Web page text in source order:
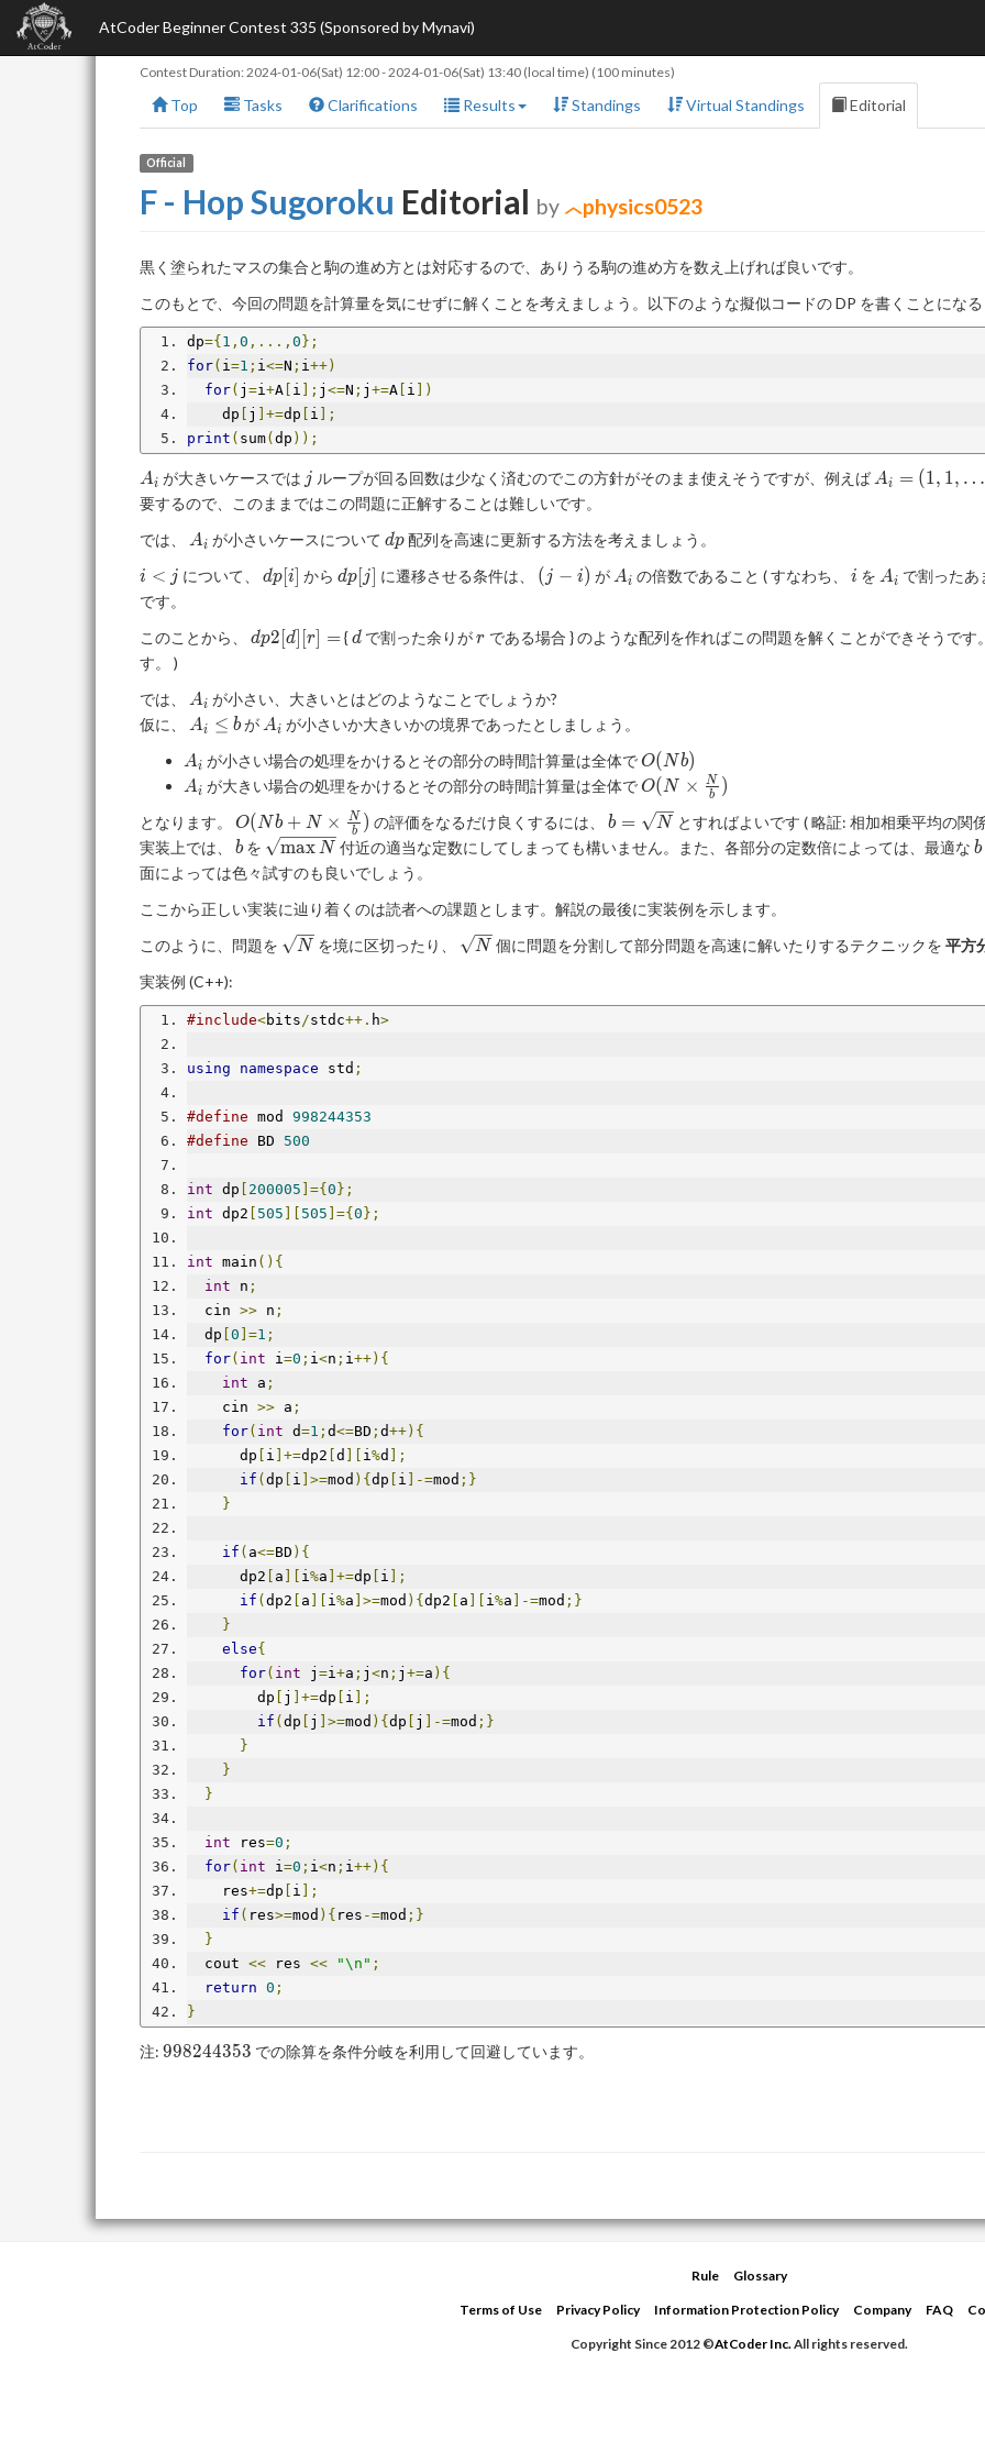
AtCoder Beginner Contest 335 (Sponsored by Mynavi)
Contest Duration: 2024-01-06(Sat) 12:00-2024-01-06(Sat) 13:40 (local time) (100 minutes)
Top Tasks Clarifications Results Standings Virtual Standings Editorial
Official
F - Hop Sugoroku Editorial by physics0523
黒く塗られたマスの集合と駒の進め方とは対応するので、ありうる駒の進め方を数え上げれば良いです。
このもとで、今回の問題を計算量を気にせずに解くことを考えましょう。以下のような擬似コードの DP を書くことにな
dp={ 1 , 0 ,..., 0 };
for( i=1 ; i<=N ; i++)
for( j =i+A i ]; j <=N ; j +=A i ])
    dp
j ]+=dp i ];
print ( sum( dp ));
A_i
Ai が大きいケースでは jj ループが回る回数は少なく済むのでこの方針がそのまま使えそうですが、例えば A_i=
Ai = (1, 1, …
要するので、このままではこの問題に正解することは難しいです。
では、
A_i
Ai が小さいケースについて dp
dp配列を高速に更新する方法を考えましょう。
i<j
i < j について、dp[i]
dp [i からdp[j]
dp [j に遷移させる条件は、 (j-
(j − i) が A_i
Ai の倍数であること ( すなわち、 i
i を A_i
Ai で割った
です。
このことから、 dp2[d]
dp2 d r ={d
d で割った余りがr
r である場合 } のような配列を作ればこの問題を解くことができそうで
す。 )
では、
A_i
Ai が小さい、大きいとはどのようなことでしょうか?
仮に、
A_i
b
Ai ≤ bが A_i
Ai が小さいか大きいかの境界であったとしましょう。
A_i
Ai が小さい場合の処理をかけるとその部分の時間計算量は全体でO(Nb)
O(N b)
A_i
Ai が大きい場合の処理をかけるとその部分の時間計算量は全体でO(N
\times
\frac{N}
{b})
O(N × b
N )
となります。 O(Nb +
N \times
\frac{N}
{b})
O(N b + N × b
N ) の評価をなるだけ良くするには、b=\sqrt{N}
b = N とすればよいです ( 略証: 相加相乗平均の関
実装上では、 b
bを \sqrt{\max
N}
maxN 付近の適当な定数にしてしまっても構いません。また、各部分の定数倍によっては、最適な b
b
面によっては色々試すのも良いでしょう。
ここから正しい実装に辿り着くのは読者への課題とします。解説の最後に実装例を示します。
このように、問題を \sqrt{N}
N を境に区切ったり、 \sqrt{N}
N 個に問題を分割して部分問題を高速に解いたりするテクニックを 平方
実装例 (C++):
#include<bits/stdc++. h>
using namespace std ;
#define mod 998244353
#define BD 500
int dp 200005 ]={ 0 };
int dp2 505 505 ]={ 0 };
int main (){
int n ;
  cin
>> n ;
  dp
0 ]=1 ;
for( int i=0 ; i<n ; i++){
int a ;
    cin
>> a ;
for( int d=1 ; d<=BD ; d++){
      dp
i ]+=dp2 d i%d
];
if ( dp i ]>=mod ){ dp i ]-=mod ;}
}
if ( a<=BD ){
      dp2
a i%a ]+=dp i ];
if ( dp2 a i%a ]>=mod ){ dp2 a i%a ]-=mod ;}
}
else{
for( int j =i+a ; j <n ; j +=a ){
        dp
j ]+=dp i ];
if ( dp j ]>=mod ){ dp j ]-=mod ;}
}
}
}
int res=0 ;
for( int i=0 ; i<n ; i++){
    res
+=dp i ];
if ( res>=mod ){ res -=mod ;}
}
  cout
<< res << "\n" ;
return 0 ;
}
注: 998244353
998244353 での除算を条件分岐を利用して回避しています。
Rule Glossary
Terms of Use Privacy Policy Information Protection Policy Company FAQ
Copyright Since 2012 ©AtCoder Inc.All rights reserved.